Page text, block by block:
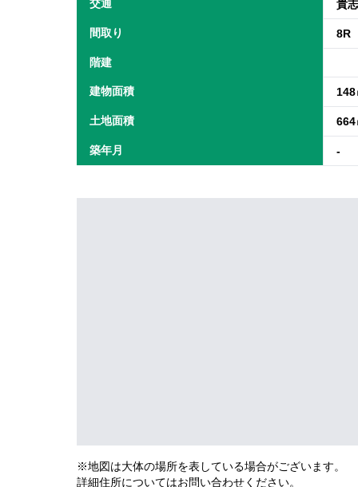
交通 貴
間取り 8R
階建
建物面積 148
土地面積 664
築年月 -
※地図は大体の場所を表している場合がございます。
詳細住所についてはお問い合わせください。